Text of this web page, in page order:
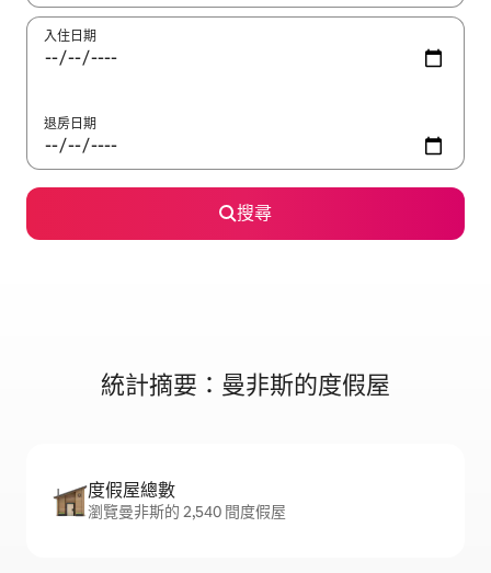
入住日期
退房日期
搜尋
統計摘要：曼非斯的度假屋
度假屋總數
瀏覽曼非斯的 2,540 間度假屋